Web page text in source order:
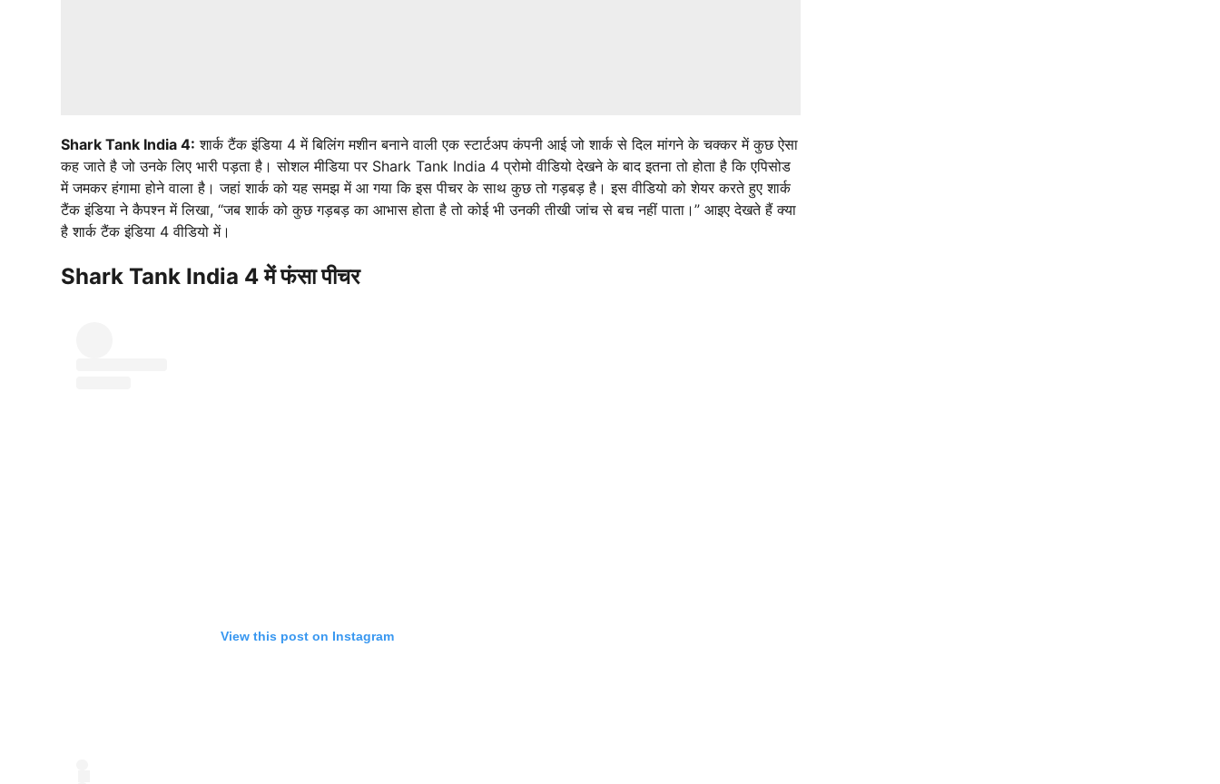
Shark Tank India 4: शार्क टैंक इंडिया 4 में बिलिंग मशीन बनाने वाली एक स्टार्टअप कंपनी आई जो शार्क से दिल मांगने के चक्कर में कुछ ऐसा
कह जाते है जो उनके लिए भारी पड़ता है। सोशल मीडिया पर Shark Tank India 4 प्रोमो वीडियो देखने के बाद इतना तो होता है कि एपिसोड
में जमकर हंगामा होने वाला है। जहां शार्क को यह समझ में आ गया कि इस पीचर के साथ कुछ तो गड़बड़ है। इस वीडियो को शेयर करते हुए शार्क
टैंक इंडिया ने कैपश्न में लिखा, “जब शार्क को कुछ गड़बड़ का आभास होता है तो कोई भी उनकी तीखी जांच से बच नहीं पाता।” आइए देखते हैं क्या
है शार्क टैंक इंडिया 4 वीडियो में।
Shark Tank India 4 में फंसा पीचर
View this post on Instagram